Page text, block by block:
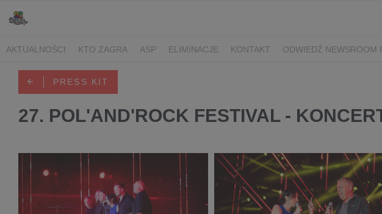
AKTUALNOŚCI KTO ZAGRA ASP ELIMINACJE KONTAKT ODWIEDŹ NEWSROOM
PRESS KIT
27. POL'AND'ROCK FESTIVAL -